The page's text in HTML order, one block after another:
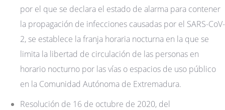
por el que se declara el estado de alarma para contener
la propagación de infecciones causadas por el SARS-CoV-
2, se establece la franja horaria nocturna en la que se
limita la libertad de circulación de las personas en
horario nocturno por las vías o espacios de uso público
en la Comunidad Autónoma de Extremadura.
Resolución de 16 de octubre de 2020, del